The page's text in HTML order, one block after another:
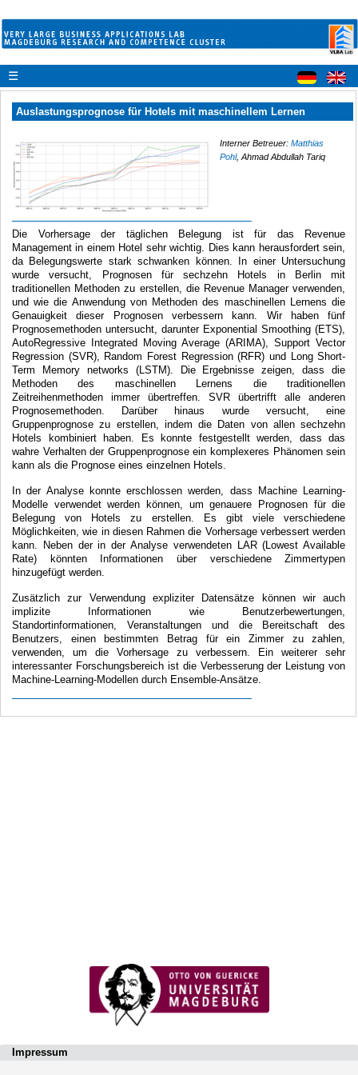
☰
Auslastungsprognose für Hotels mit maschinellem Lernen
Interner Betreuer: Matthias
Pohl, Ahmad Abdullah Tariq
Die Vorhersage der täglichen Belegung ist für das Revenue
Management in einem Hotel sehr wichtig. Dies kann herausfordert sein,
da Belegungswerte stark schwanken können. In einer Untersuchung
wurde versucht, Prognosen für sechzehn Hotels in Berlin mit
traditionellen Methoden zu erstellen, die Revenue Manager verwenden,
und wie die Anwendung von Methoden des maschinellen Lernens die
Genauigkeit dieser Prognosen verbessern kann. Wir haben fünf
Prognosemethoden untersucht, darunter Exponential Smoothing (ETS),
AutoRegressive Integrated Moving Average (ARIMA), Support Vector
Regression (SVR), Random Forest Regression (RFR) und Long Short-
Term Memory networks (LSTM). Die Ergebnisse zeigen, dass die
Methoden des maschinellen Lernens die traditionellen
Zeitreihenmethoden immer übertreffen. SVR übertrifft alle anderen
Prognosemethoden. Darüber hinaus wurde versucht, eine
Gruppenprognose zu erstellen, indem die Daten von allen sechzehn
Hotels kombiniert haben. Es konnte festgestellt werden, dass das
wahre Verhalten der Gruppenprognose ein komplexeres Phänomen sein
kann als die Prognose eines einzelnen Hotels.
In der Analyse konnte erschlossen werden, dass Machine Learning-
Modelle verwendet werden können, um genauere Prognosen für die
Belegung von Hotels zu erstellen. Es gibt viele verschiedene
Möglichkeiten, wie in diesen Rahmen die Vorhersage verbessert werden
kann. Neben der in der Analyse verwendeten LAR (Lowest Available
Rate) könnten Informationen über verschiedene Zimmertypen
hinzugefügt werden.
Zusätzlich zur Verwendung expliziter Datensätze können wir auch
implizite Informationen wie Benutzerbewertungen,
Standortinformationen, Veranstaltungen und die Bereitschaft des
Benutzers, einen bestimmten Betrag für ein Zimmer zu zahlen,
verwenden, um die Vorhersage zu verbessern. Ein weiterer sehr
interessanter Forschungsbereich ist die Verbesserung der Leistung von
Machine-Learning-Modellen durch Ensemble-Ansätze.
Impressum